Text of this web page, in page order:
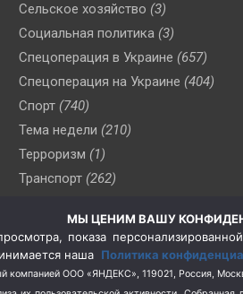
Сельское хозяйство (3)
Социальная политика (3)
Спецоперация в Украине (657)
Спецоперация на Украине (404)
Спорт (740)
Тема недели (210)
Терроризм (1)
Транспорт (262)
(76)
Цены (2)
Школа и спорт (2)
МЫ ЦЕНИМ ВАШУ
показа
наша Политика
компанией ООО «ЯНДЕКС», 119021, Россия,